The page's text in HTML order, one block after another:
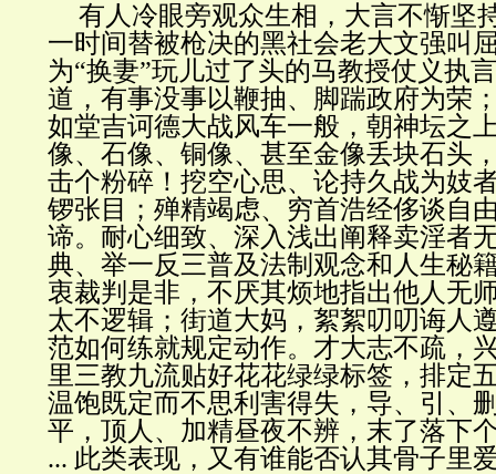
有人冷眼旁观众生相，大言不惭坚
一时间替被枪决的黑社会老大文强叫
为“换妻”玩儿过了头的马教授仗义执
道，有事没事以鞭抽、脚踹政府为荣
如堂吉诃德大战风车一般，朝神坛之
像、石像、铜像、甚至金像丢块石头
击个粉碎！挖空心思、论持久战为妓
锣张目；殚精竭虑、穷首浩经侈谈自
谛。耐心细致、深入浅出阐释卖淫者
典、举一反三普及法制观念和人生秘
衷裁判是非，不厌其烦地指出他人无
太不逻辑；街道大妈，絮絮叨叨诲人
范如何练就规定动作。才大志不疏，
里三教九流贴好花花绿绿标签，排定
温饱既定而不思利害得失，导、引、
平，顶人、加精昼夜不辨，末了落下
... 此类表现，又有谁能否认其骨子里